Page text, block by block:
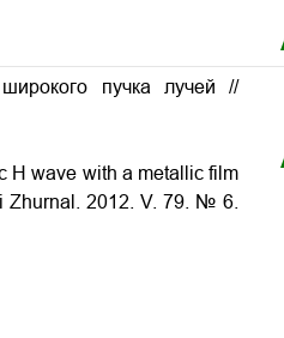
пучка лучей //
H wave with a metallic film
Zhurnal. 2012. V. 79. № 6.